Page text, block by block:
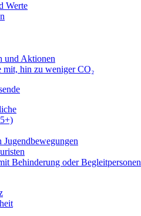
Werte
und Aktionen
mit, hin zu weniger CO₂
Jugendbewegungen
Behinderung oder Begleitpersonen